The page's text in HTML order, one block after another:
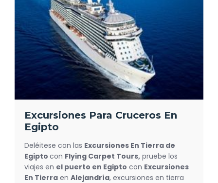
hasta los más Lujos, Cruceros por el Nilo en
Nasser, Crucero de Dahabiya; la más antigua
manera de viajer en el Nilo de Lujo entre Luxor y
Asuán.
Ofrecemos diferentes tipos de cruceros para
adaptarnos a todos los estilos de viaje. ¡Reserva
ahora con nosotros!
Excursiones Para Cruceros En
Egipto
Deléitese con las Excursiones En Tierra de
Egipto con Flying Carpet Tours, pruebe los
viajes en el puerto en Egipto con Excursiones
En Tierra en Alejandría, excursiones en tierra